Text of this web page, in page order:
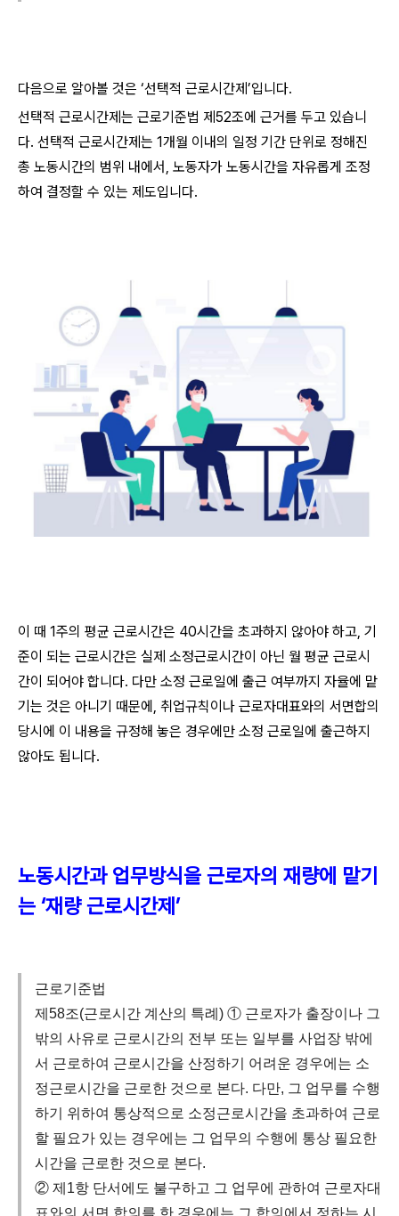
다음으로 알아볼 것은 ‘선택적 근로시간제’입니다.
선택적 근로시간제는 근로기준법 제52조에 근거를 두고 있습니
다. 선택적 근로시간제는 1개월 이내의 일정 기간 단위로 정해진
총 노동시간의 범위 내에서, 노동자가 노동시간을 자유롭게 조정
하여 결정할 수 있는 제도입니다.
이 때 1주의 평균 근로시간은 40시간을 초과하지 않아야 하고, 기
준이 되는 근로시간은 실제 소정근로시간이 아닌 월 평균 근로시
간이 되어야 합니다. 다만 소정 근로일에 출근 여부까지 자율에 맡
기는 것은 아니기 때문에, 취업규칙이나 근로자대표와의 서면합의
당시에 이 내용을 규정해 놓은 경우에만 소정 근로일에 출근하지
않아도 됩니다.
노동시간과 업무방식을 근로자의 재량에 맡기
는 ‘재량 근로시간제’
근로기준법
제58조(근로시간 계산의 특례) ① 근로자가 출장이나 그
밖의 사유로 근로시간의 전부 또는 일부를 사업장 밖에
서 근로하여 근로시간을 산정하기 어려운 경우에는 소
정근로시간을 근로한 것으로 본다. 다만, 그 업무를 수행
하기 위하여 통상적으로 소정근로시간을 초과하여 근로
할 필요가 있는 경우에는 그 업무의 수행에 통상 필요한
시간을 근로한 것으로 본다.
② 제1항 단서에도 불구하고 그 업무에 관하여 근로자대
표와의 서면 합의를 한 경우에는 그 합의에서 정하는 시